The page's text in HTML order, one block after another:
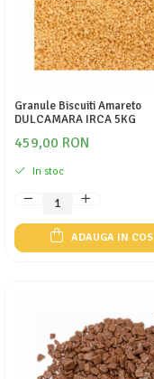
Granule Biscuiti Amareto
DULCAMARA IRCA 5KG
459,00 RON
In stoc
ADAUGA IN COS